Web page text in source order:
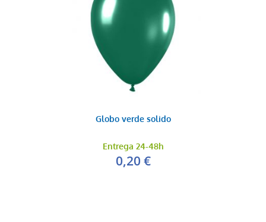
Globo verde solido
Entrega 24-48h
0,20 €